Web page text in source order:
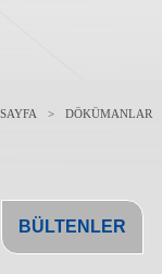
> DÖKÜMANLAR
BÜLTENLER